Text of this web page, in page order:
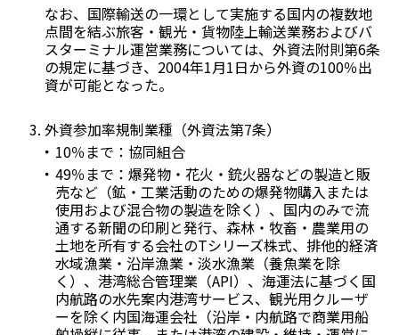
なお、国際輸送の一環として実施する国内の複数地
点間を結ぶ旅客・観光・貨物陸上輸送業務およびバ
スターミナル運営業務については、外資法附則第6条
の規定に基づき、2004年1月1日から外資の100％出
資が可能となった。
外資参加率規制業種（外資法第7条）
10％まで：協同組合
49％まで：爆発物・花火・銃火器などの製造と販
売など（鉱・工業活動のための爆発物購入または
使用および混合物の製造を除く）、国内のみで流
通する新聞の印刷と発行、森林・牧畜・農業用の
土地を所有する会社のTシリーズ株式、排他的経済
水域漁業・沿岸漁業・淡水漁業（養魚業を除
く）、港湾総合管理業（API）、海運法に基づく国
内航路の水先案内港湾サービス、観光用クルーザ
ーを除く内国海運会社（沿岸・内航路で商業用船